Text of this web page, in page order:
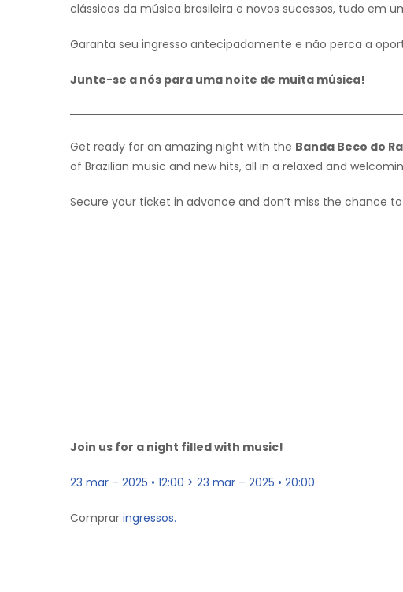
clássicos da música brasileira e novos sucessos, tudo em
Garanta seu ingresso antecipadamente e não perca a
Junte-se a nós para uma noite de muita música!
Get ready for an amazing night with the Banda Beco do
of Brazilian music and new hits, all in a relaxed and
Secure your ticket in advance and don’t miss the chance
Join us for a night filled with music!
23 mar – 2025 • 12:00 > 23 mar – 2025 • 20:00
Comprar ingressos.